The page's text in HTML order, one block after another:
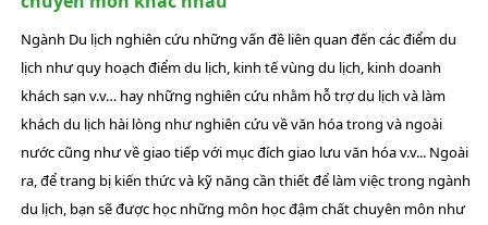
Ngành Du lịch nghiên cứu những vấn đề liên quan đến các điểm du
lịch như quy hoạch điểm du lịch, kinh tế vùng du lịch, kinh doanh
khách sạn v.v… hay những nghiên cứu nhằm hỗ trợ du lịch và làm
khách du lịch hài lòng như nghiên cứu về văn hóa trong và ngoài
nước cũng như về giao tiếp với mục đích giao lưu văn hóa v.v... Ngoài
ra, để trang bị kiến thức và kỹ năng cần thiết để làm việc trong ngành
du lịch, bạn sẽ được học những môn học đậm chất chuyên môn như